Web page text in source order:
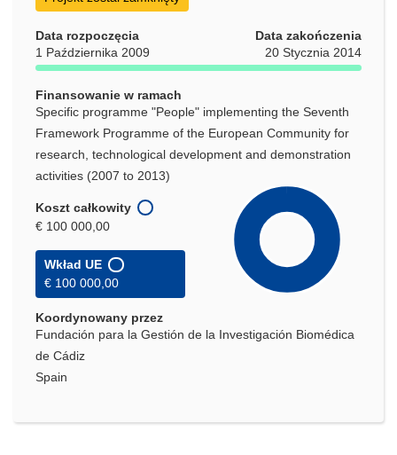
Data rozpoczęcia
1 Października 2009
Data zakończenia
20 Stycznia 2014
Finansowanie w ramach
Specific programme "People" implementing the Seventh
Framework Programme of the European Community for
research, technological development and demonstration
activities (2007 to 2013)
Koszt całkowity
€ 100 000,00
Wkład UE
€ 100 000,00
Koordynowany przez
Fundación para la Gestión de la Investigación Biomédica
de Cádiz
Spain